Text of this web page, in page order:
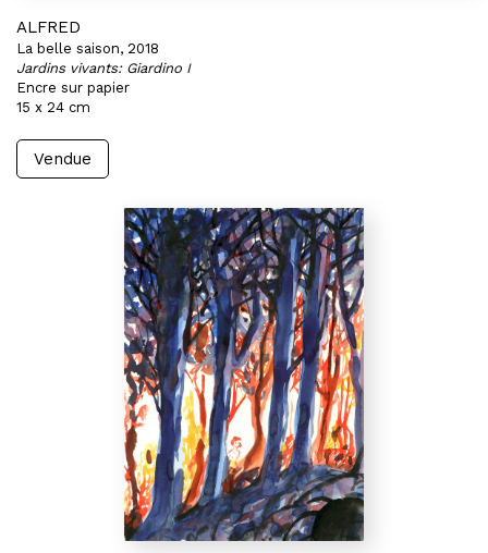
ALFRED
La belle saison, 2018
Jardins vivants: Giardino I
Encre sur papier
15 x 24 cm
Vendue